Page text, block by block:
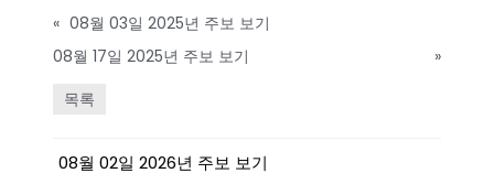
« 08월 03일 2025년 주보 보기
08월 17일 2025년 주보 보기
»
목록
08월 02일 2026년 주보 보기